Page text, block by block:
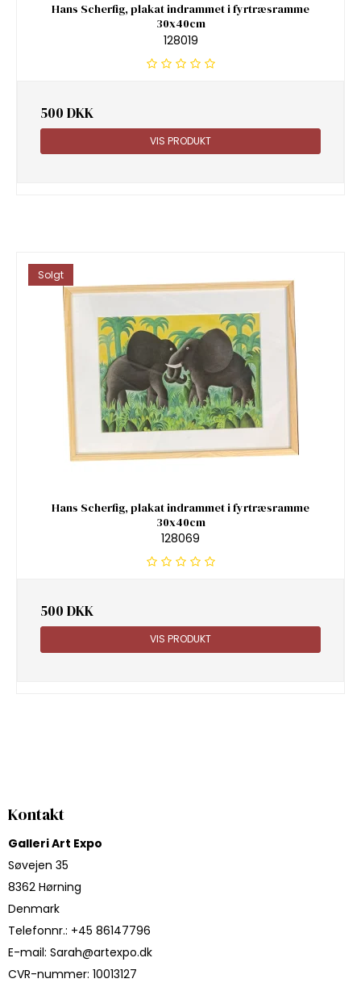
Hans Scherfig, plakat indrammet i fyrtræsramme
30x40cm
128019
500 DKK
VIS PRODUKT
Solgt
Hans Scherfig, plakat indrammet i fyrtræsramme
30x40cm
128069
500 DKK
VIS PRODUKT
Kontakt
Galleri Art Expo
Søvejen 35
8362 Hørning
Denmark
Telefonnr.: +45 86147796
E-mail: Sarah@artexpo.dk
CVR-nummer: 10013127